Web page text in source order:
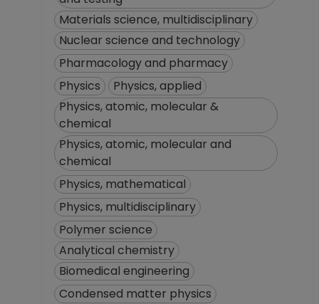
Materials science, multidisciplinary
Nuclear science and technology
Pharmacology and pharmacy
Physics
Physics, applied
Physics, atomic, molecular &
chemical
Physics, atomic, molecular and
chemical
Physics, mathematical
Physics, multidisciplinary
Polymer science
Analytical chemistry
Biomedical engineering
Condensed matter physics